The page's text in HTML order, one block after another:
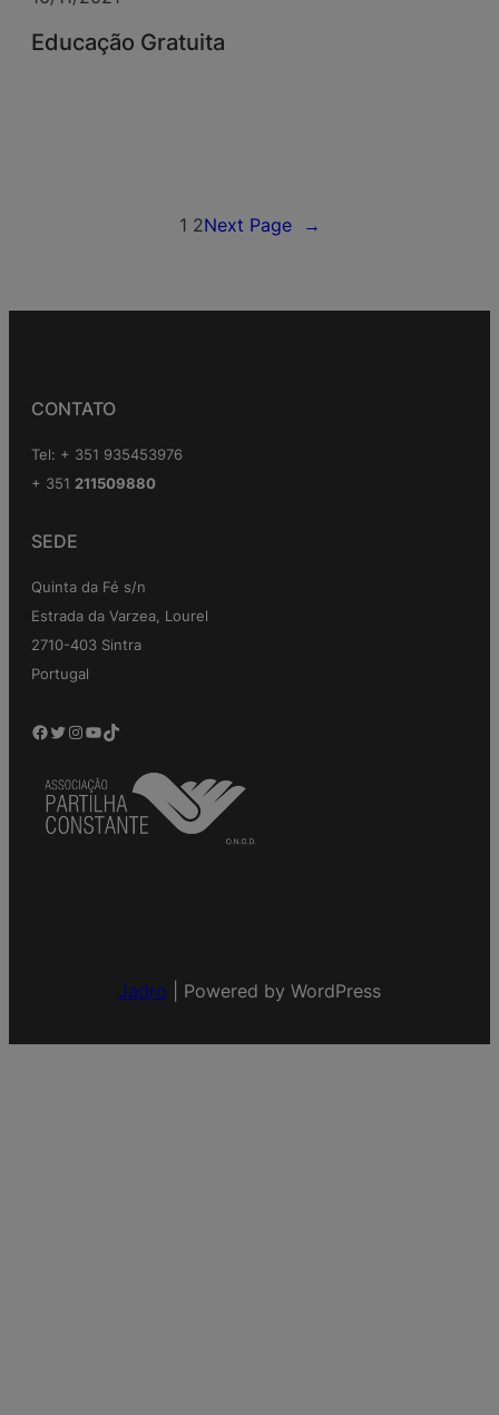
Educação Gratuita
1 2Next Page →
CONTATO
Tel: + 351 935453976
+ 351 211509880
SEDE
Quinta da Fé s/n
Estrada da Varzea, Lourel
2710-403 Sintra
Portugal
Facebook Twitter Instagram YouTube TikTok
Jadro Powered by WordPress